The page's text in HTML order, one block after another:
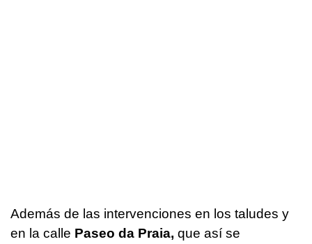
Además de las intervenciones en los taludes y
en la calle Paseo da Praia, que así se